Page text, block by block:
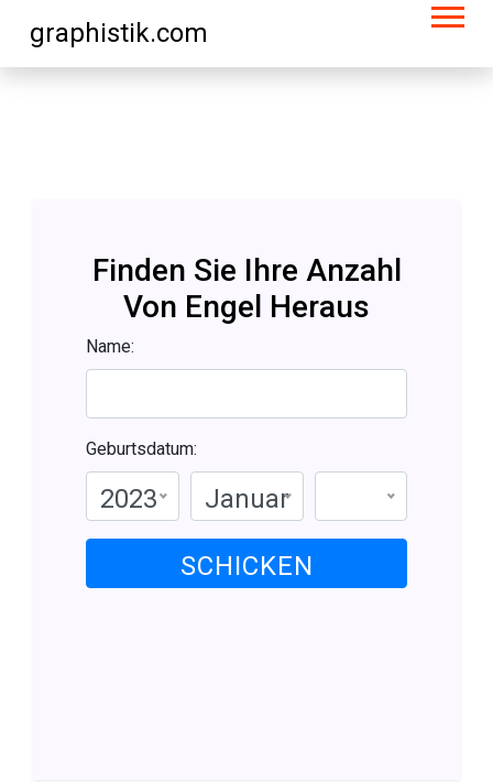
graphistik.com
Finden Sie Ihre Anzahl
Von Engel Heraus
Name:
Geburtsdatum:
2023 Januar
SCHICKEN